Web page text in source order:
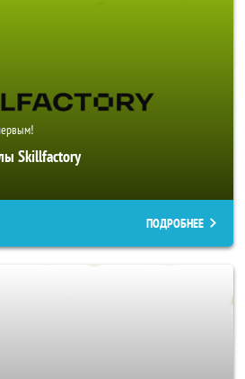
Skillfactory
ПОДРОБНЕЕ